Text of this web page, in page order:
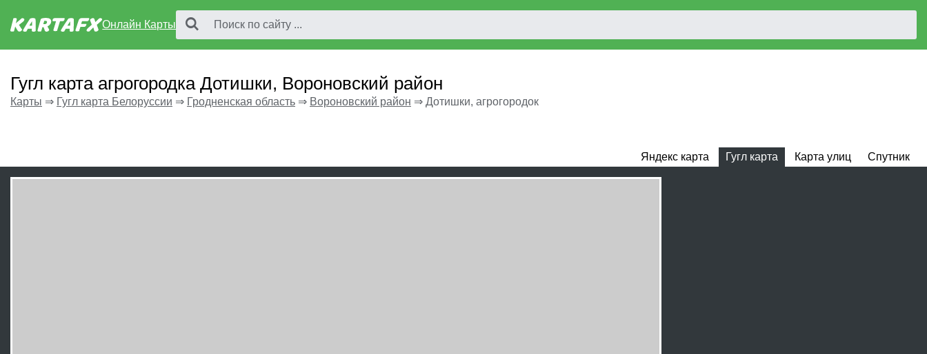
Онлайн Карты
Гугл карта агрогородка Дотишки, Вороновский район
Карты ⇒ Гугл карта Белоруссии ⇒ Гродненская область ⇒ Вороновский район ⇒ Дотишки, агрогородок
Яндекс карта Гугл карта Карта улиц Спутник